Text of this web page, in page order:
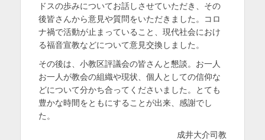
ドスの歩みについてお話しさせていただき、その
後皆さんから意見や質問をいただきました。コロ
ナ禍で活動が止まっていること、現代社会におけ
る福音宣教などについて意見交換しました。
その後は、小教区評議会の皆さんと懇談。お一人
お一人が教会の組織や現状、個人としての信仰な
どについて分かち合ってくださいました。とても
豊かな時間をともにすることが出来、感謝でし
た。
成井大介司教